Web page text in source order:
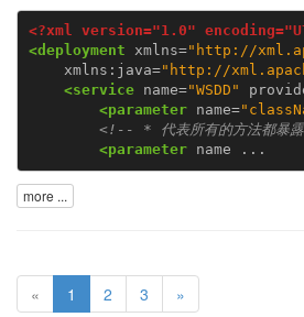
<?xml version="1.0"
<deployment xmlns="http://
xmlns:java="http://
<service
name="WSDD"
<parameter
name=
<!-- * 代表所有的方法都暴
<parameter
name ...
more ...
« 1 2 3 »